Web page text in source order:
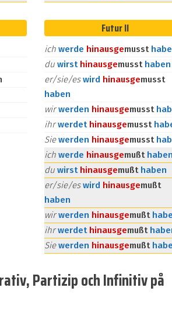
Futur II
ich werde hinausgemusst
du wirst hinausgemusst haben
er/sie/eswird hinausgemusst
haben
wirwerden hinausgemusst
ihrwerdet hinausgemusst
Siewerden hinausgemusst
ich werde hinausgemußt
du wirst hinausgemußt haben
er/sie/eswird hinausgemußt
haben
wirwerden hinausgemußt
ihrwerdet hinausgemußt
Siewerden hinausgemußt
Partizip och Infinitiv på